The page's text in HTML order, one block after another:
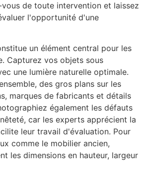
de toute intervention et laissez
l'opportunité d'une
un élément central pour les
Capturez vos objets sous
une lumière naturelle optimale.
des gros plans sur les
marques de fabricants et détails
également les défauts
car les experts apprécient la
leur travail d'évaluation. Pour
comme le mobilier ancien,
les dimensions en hauteur, largeur